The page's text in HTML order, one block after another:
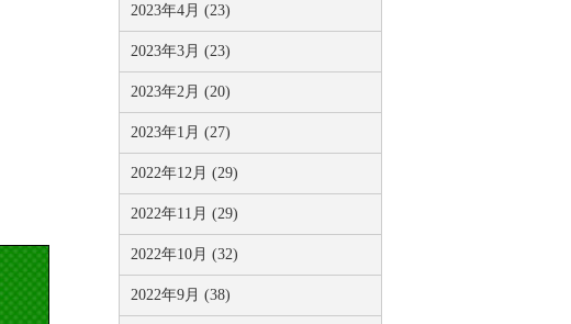
2023年4月 (23)
2023年3月 (23)
2023年2月 (20)
2023年1月 (27)
2022年12月 (29)
2022年11月 (29)
2022年10月 (32)
2022年9月 (38)